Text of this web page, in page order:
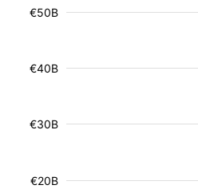
€20B
€30B
€40B
€50B